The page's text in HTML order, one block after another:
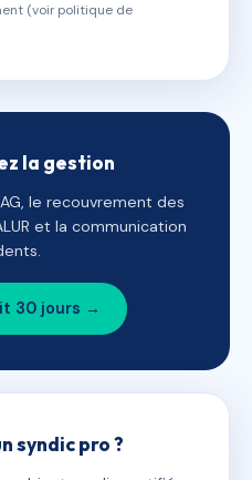
(voir politique de
la gestion
le recouvrement des
et la communication
30 jours →
syndic pro ?